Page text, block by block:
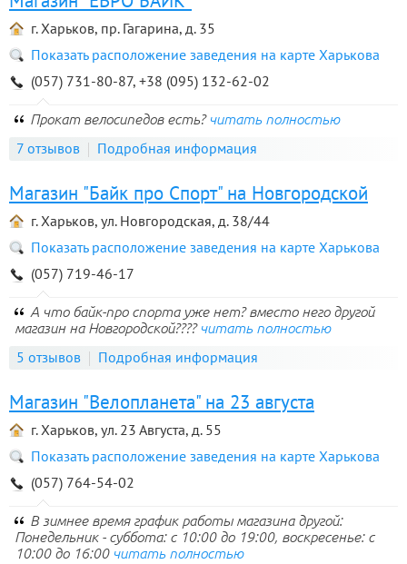
г. Харьков, пр. Гагарина, д. 35
Показать расположение заведения на карте Харькова
(057) 731-80-87, +38 (095) 132-62-02
Прокат велосипедов есть? читать полностью
7 отзывов Подробная информация
Магазин "Байк про Спорт" на Новгородской
г. Харьков, ул. Новгородская, д. 38/44
Показать расположение заведения на карте Харькова
(057) 719-46-17
А что байк-про спорта уже нет? вместо него другой
магазин на Новгородской???? читать полностью
5 отзывов Подробная информация
Магазин "Велопланета" на 23 августа
г. Харьков, ул. 23 Августа, д. 55
Показать расположение заведения на карте Харькова
(057) 764-54-02
В зимнее время график работы магазина другой:
Понедельник - суббота: с 10:00 до 19:00, воскресенье: с
10:00 до 16:00 читать полностью